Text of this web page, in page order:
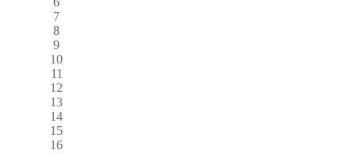
7
8
9
10
11
12
13
14
15
16